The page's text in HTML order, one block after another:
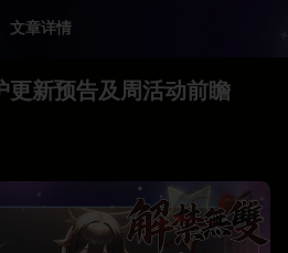
文章详情
更新预告及周活动前瞻